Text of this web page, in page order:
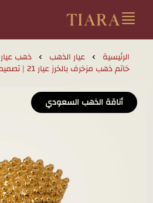
تيارا للذهب والمجوهرات
الرئيسية عيار الذهب ذهب عيار ٢١
خاتم ذهب مزخرف بالخرز عيار 21 | تصميم كلاسيكي
أناقة الذهب السعودي